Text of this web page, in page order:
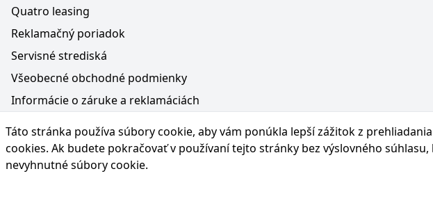
Táto stránka používa súbory cookie, aby vám ponúkla lepší zážitok z
cookies. Ak budete pokračovať v používaní tejto stránky bez výslovného
nevyhnutné súbory cookie.
Quatro leasing
Reklamačný poriadok
Servisné strediská
Všeobecné obchodné podmienky
Informácie o záruke a reklamáciách
Poučenie o práve na odstúpenie od zmluvy